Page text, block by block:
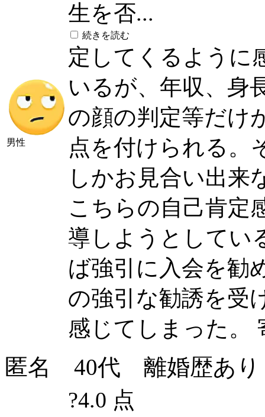
男性
生を否...
続きを読む
定してくるように
いるが、年収、身
の顔の判定等だけ
点を付けられる。
しかお見合い出来
こちらの自己肯定
導しようとしてい
ば強引に入会を勧
の強引な勧誘を受
感じてしまった。
匿名 40代 離婚歴あり
?4.0 点